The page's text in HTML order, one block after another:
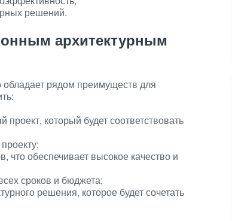
решений.
архитектурным
рядом преимуществ для
который будет соответствовать
что обеспечивает высокое качество и
сроков и бюджета;
решения, которое будет сочетать